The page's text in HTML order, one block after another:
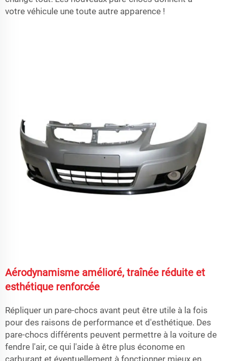
votre véhicule une toute autre apparence !
Aérodynamisme amélioré, traînée réduite et
esthétique renforcée
Répliquer un pare-chocs avant peut être utile à la fois
pour des raisons de performance et d'esthétique. Des
pare-chocs différents peuvent permettre à la voiture de
fendre l'air, ce qui l'aide à être plus économe en
carburant et éventuellement à fonctionner mieux en